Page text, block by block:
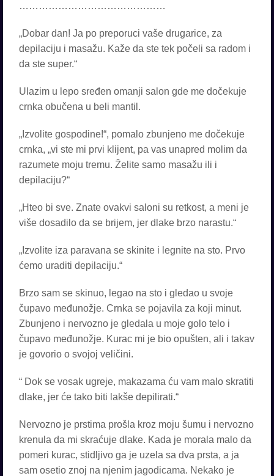
………………………………………
„Dobar dan! Ja po preporuci vaše drugarice, za
depilaciju i masažu. Kaže da ste tek počeli sa radom i
da ste super.“
Ulazim u lepo sređen omanji salon gde me dočekuje
crnka obučena u beli mantil.
„Izvolite gospodine!“, pomalo zbunjeno me dočekuje
crnka, „vi ste mi prvi klijent, pa vas unapred molim da
razumete moju tremu. Želite samo masažu ili i
depilaciju?“
„Hteo bi sve. Znate ovakvi saloni su retkost, a meni je
više dosadilo da se brijem, jer dlake brzo narastu.“
„Izvolite iza paravana se skinite i legnite na sto. Prvo
ćemo uraditi depilaciju.“
Brzo sam se skinuo, legao na sto i gledao u svoje
čupavo međunožje. Crnka se pojavila za koji minut.
Zbunjeno i nervozno je gledala u moje golo telo i
čupavo međunožje. Kurac mi je bio opušten, ali i takav
je govorio o svojoj veličini.
“ Dok se vosak ugreje, makazama ću vam malo skratiti
dlake, jer će tako biti lakše depilirati.“
Nervozno je prstima prošla kroz moju šumu i nervozno
krenula da mi skraćuje dlake. Kada je morala malo da
pomeri kurac, stidljivo ga je uzela sa dva prsta, a ja
sam osetio znoj na njenim jagodicama. Nekako je